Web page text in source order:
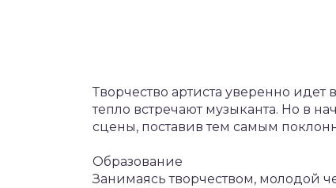
Творчество артиста уверенно идет
тепло встречают музыканта. Но в
сцены, поставив тем самым
Образование
Занимаясь творчеством, молодой